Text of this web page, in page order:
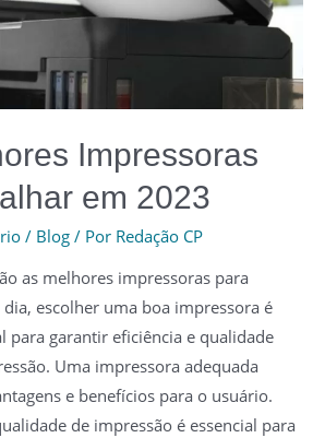
Impressoras
em 2023
/ Blog / Por Redação CP
as melhores impressoras para
escolher uma boa impressora é
para garantir eficiência e qualidade
Uma impressora adequada
e benefícios para o usuário.
de impressão é essencial para